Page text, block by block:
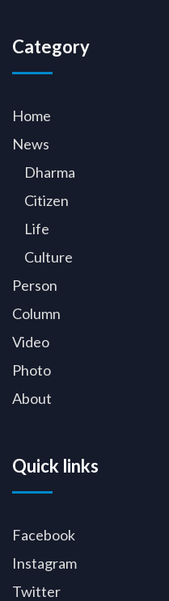
Category
Home
News
Dharma
Citizen
Life
Culture
Person
Column
Video
Photo
About
Quick links
Facebook
Instagram
Twitter